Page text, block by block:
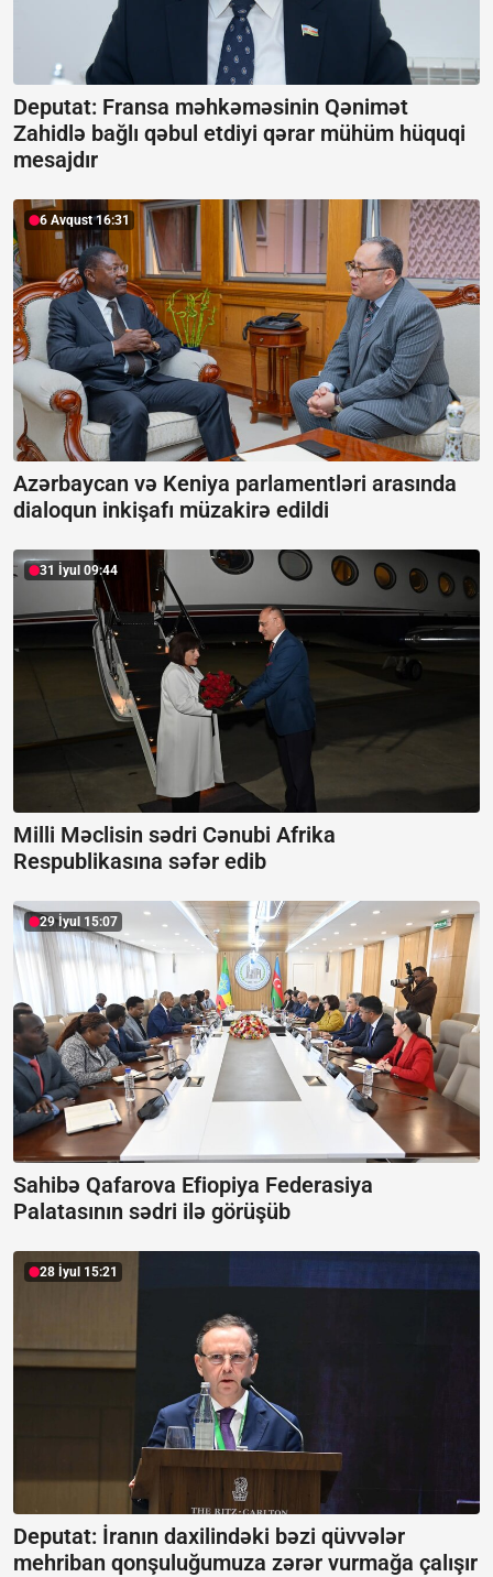
Deputat: Fransa məhkəməsinin Qənimət
Zahidlə bağlı qəbul etdiyi qərar mühüm hüquqi
mesajdır
6 Avqust 16:31
Azərbaycan və Keniya parlamentləri arasında
dialoqun inkişafı müzakirə edildi
31 İyul 09:44
Milli Məclisin sədri Cənubi Afrika
Respublikasına səfər edib
29 İyul 15:07
Sahibə Qafarova Efiopiya Federasiya
Palatasının sədri ilə görüşüb
28 İyul 15:21
Deputat: İranın daxilindəki bəzi qüvvələr
mehriban qonşuluğumuza zərər vurmağa çalışır